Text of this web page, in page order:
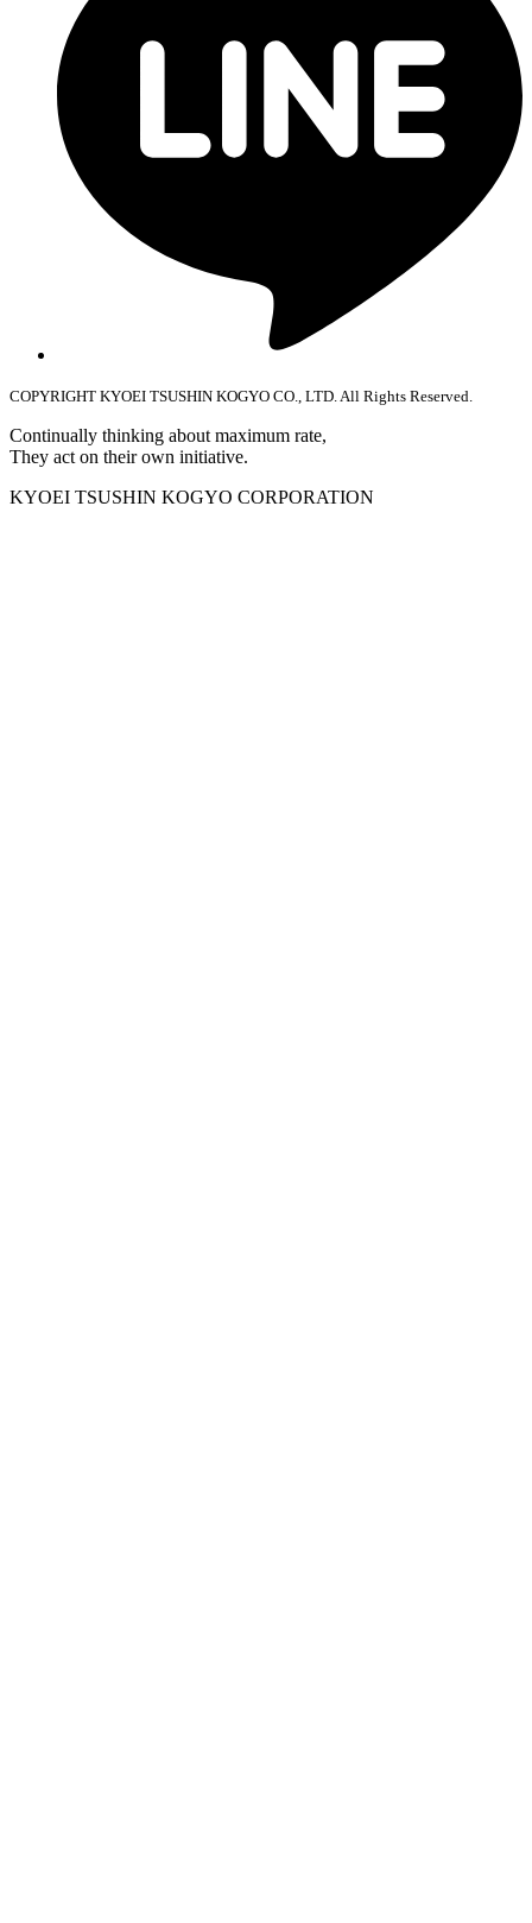
COPYRIGHT KYOEI TSUSHIN KOGYO CO., LTD. All Rights Reserved.
Continually thinking about maximum rate,
They act on their own initiative.
KYOEI TSUSHIN KOGYO CORPORATION